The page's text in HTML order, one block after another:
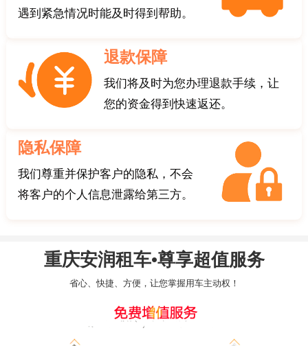
遇到紧急情况时能及时得到帮助。
退款保障
我们将及时为您办理退款手续，让
您的资金得到快速返还。
隐私保障
我们尊重并保护客户的隐私，不会
将客户的个人信息泄露给第三方。
重庆安润租车•尊享超值服务
省心、快捷、方便，让您掌握用车主动权！